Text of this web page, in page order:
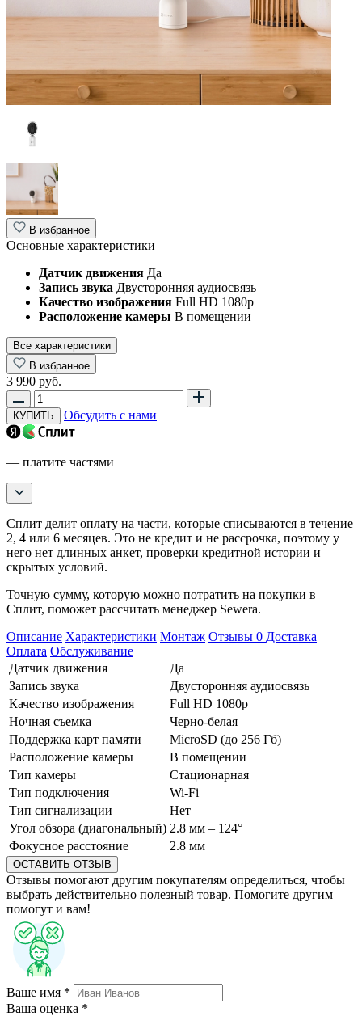
В избранное
Основные характеристики
Датчик движения Да
Запись звука Двусторонняя аудиосвязь
Качество изображения Full HD 1080p
Расположение камеры В помещении
Все характеристики
В избранное
3 990 руб.
КУПИТЬ Обсудить с нами
— платите частями
Сплит делит оплату на части, которые списываются в течение
2, 4 или 6 месяцев. Это не кредит и не рассрочка, поэтому у
него нет длинных анкет, проверки кредитной истории и
скрытых условий.
Точную сумму, которую можно потратить на покупки в
Сплит, поможет рассчитать менеджер Sewera.
Описание Характеристики Монтаж Отзывы 0 Доставка
Оплата Обслуживание
Датчик движения
Да
Запись звука
Двусторонняя аудиосвязь
Качество изображения
Full HD 1080p
Ночная съемка
Черно-белая
Поддержка карт памяти
MicroSD (до 256 Гб)
Расположение камеры
В помещении
Тип камеры
Стационарная
Тип подключения
Wi-Fi
Тип сигнализации
Нет
Угол обзора (диагональный) 2.8 мм – 124°
Фокусное расстояние
2.8 мм
ОСТАВИТЬ ОТЗЫВ
Отзывы помогают другим покупателям определиться, чтобы
выбрать действительно полезный товар. Помогите другим –
помогут и вам!
Ваше имя *
Ваша оценка *